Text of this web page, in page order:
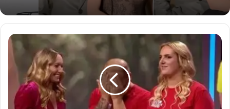
Biggest
Loser''-
Trainerin
Wahrheit,
Gerüchte